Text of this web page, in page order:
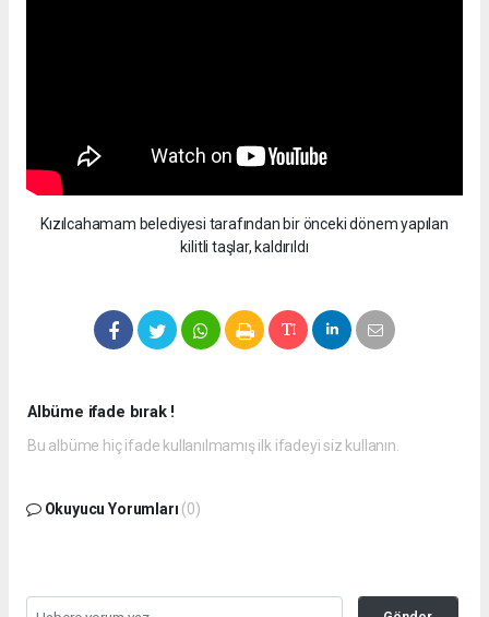
Kızılcahamam belediyesi tarafından bir önceki dönem yapılan
kilitli taşlar, kaldırıldı
Albüme ifade bırak !
Bu albüme hiç ifade kullanılmamış ilk ifadeyi siz kullanın.
Okuyucu Yorumları (0)